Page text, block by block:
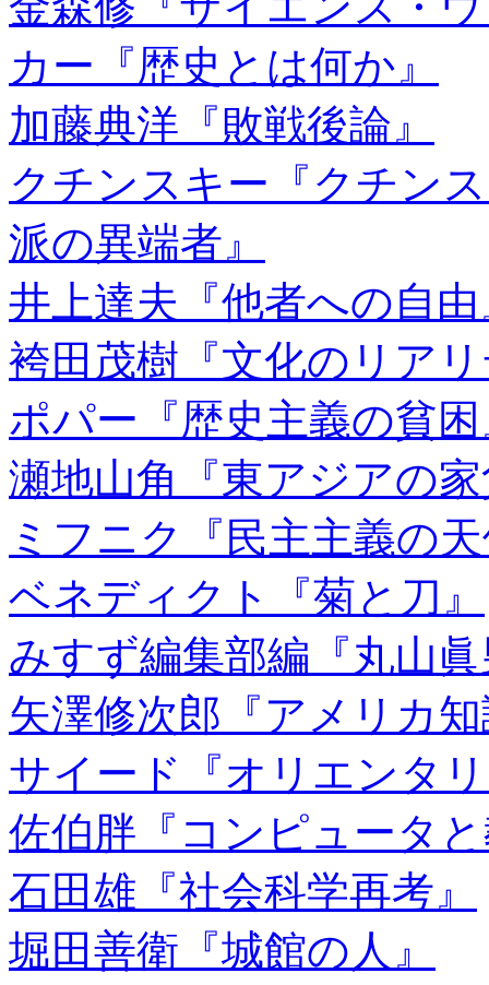
カー『歴史とは何か』
加藤典洋『敗戦後論』
クチンスキー『クチン
派の異端者』
井上達夫『他者への自由
袴田茂樹『文化のリア
ポパー『歴史主義の貧
瀬地山角『東アジアの
ミフニク『民主主義の
ベネディクト『菊と刀』
みすず編集部編『丸山
矢澤修次郎『アメリカ
サイード『オリエンタ
佐伯胖『コンピュータ
石田雄『社会科学再考』
堀田善衛『城館の人』